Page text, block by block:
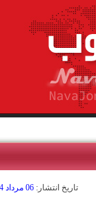
تاريخ انتشار: 06 مرداد 1404 - 22:09